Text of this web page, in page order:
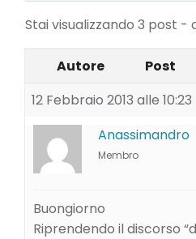
Stai visualizzando 3 post -
Autore
Post
12 Febbraio 2013 alle 10:23
Anassimandro
Membro
Buongiorno
Riprendendo il discorso